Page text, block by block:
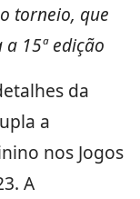
torneio, que
15ª edição
da
a
nos Jogos
A